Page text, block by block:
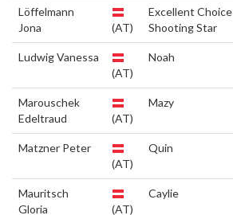
Löffelmann
Jona
(AT)
Excellent Choice
Shooting Star
Ludwig Vanessa
(AT)
Noah
Marouschek
Edeltraud
(AT)
Mazy
Matzner Peter
(AT)
Quin
Mauritsch
Gloria
(AT)
Caylie